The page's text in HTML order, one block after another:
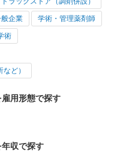
企業 学術・管理薬剤師
術
ど）
用形態で探す
収で探す